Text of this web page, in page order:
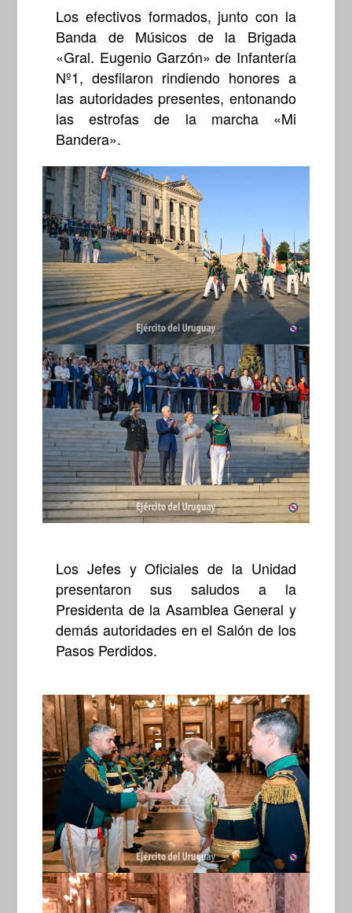
Los efectivos formados, junto con la
Banda de Músicos de la Brigada
«Gral. Eugenio Garzón» de Infantería
Nº1, desfilaron rindiendo honores a
las autoridades presentes, entonando
las estrofas de la marcha «Mi
Bandera».
Los Jefes y Oficiales de la Unidad
presentaron sus saludos a la
Presidenta de la Asamblea General y
demás autoridades en el Salón de los
Pasos Perdidos.